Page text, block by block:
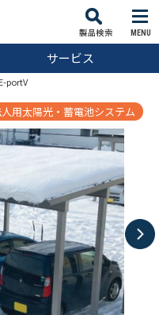
MENU
サービス
portV
用太陽光・蓄電池システム